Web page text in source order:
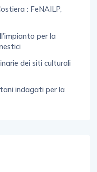
: FeNAILP,
per la
dei siti culturali
indagati per la